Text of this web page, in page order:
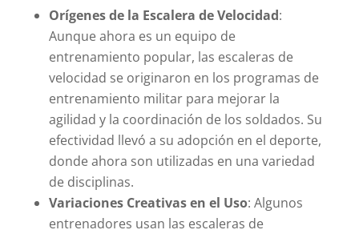
Orígenes de la Escalera de Velocidad:
Aunque ahora es un equipo de
entrenamiento popular, las escaleras de
velocidad se originaron en los programas de
entrenamiento militar para mejorar la
agilidad y la coordinación de los soldados. Su
efectividad llevó a su adopción en el deporte,
donde ahora son utilizadas en una variedad
de disciplinas.
Variaciones Creativas en el Uso: Algunos
entrenadores usan las escaleras de